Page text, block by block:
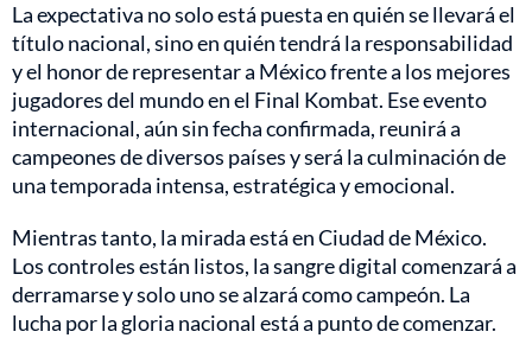
La expectativa no solo está puesta en quién se llevará el
título nacional, sino en quién tendrá la responsabilidad
y el honor de representar a México frente a los mejores
jugadores del mundo en el Final Kombat. Ese evento
internacional, aún sin fecha confirmada, reunirá a
campeones de diversos países y será la culminación de
una temporada intensa, estratégica y emocional.
Mientras tanto, la mirada está en Ciudad de México.
Los controles están listos, la sangre digital comenzará a
derramarse y solo uno se alzará como campeón. La
lucha por la gloria nacional está a punto de comenzar.